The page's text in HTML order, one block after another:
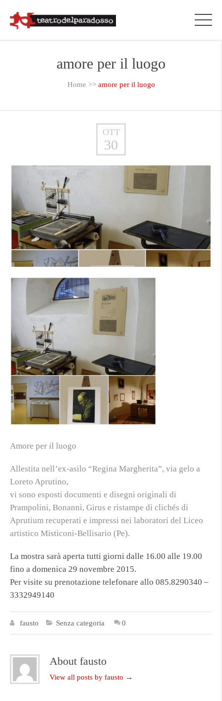
amore per il luogo
Home >> amore per il luogo
OTT
30
Amore per il luogo
Allestita nell’ex-asilo “Regina Margherita”, via gelo a
Loreto Aprutino,
vi sono esposti documenti e disegni originali di
Prampolini, Bonanni, Girus e ristampe di clichés di
Aprutium recuperati e impressi nei laboratori del Liceo
artistico Misticoni-Bellisario (Pe).
La mostra sarà aperta tutti giorni dalle 16.00 alle 19.00
fino a domenica 29 novembre 2015.
Per visite su prenotazione telefonare allo 085.8290340 –
3332949140
fausto Senza categoria 0
About fausto
View all posts by fausto →